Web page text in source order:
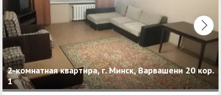
2-комнатная квартира, г. Минск, Варвашени 20 кор.
1